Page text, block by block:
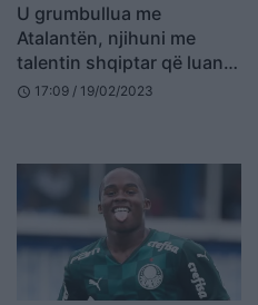
U grumbullua me
Atalantën, njihuni me
talentin shqiptar që luan
në skuadrën e Gjimshitit
schedule 17:09 / 19/02/2023